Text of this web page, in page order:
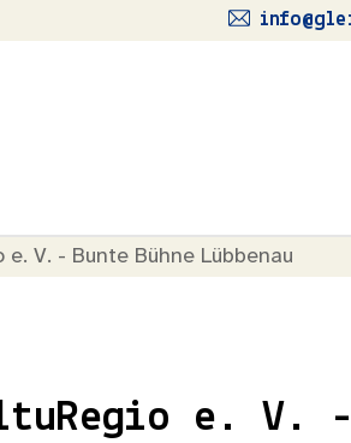
e. V. - Bunte Bühne Lübbenau
e. V. -